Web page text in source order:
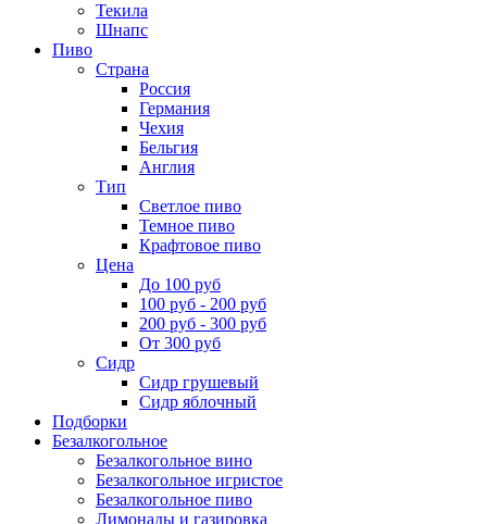
Текила
Шнапс
Пиво
Страна
Россия
Германия
Чехия
Бельгия
Англия
Тип
Светлое пиво
Темное пиво
Крафтовое пиво
Цена
До 100 руб
100 руб - 200 руб
200 руб - 300 руб
От 300 руб
Сидр
Сидр грушевый
Сидр яблочный
Подборки
Безалкогольное
Безалкогольное вино
Безалкогольное игристое
Безалкогольное пиво
Лимонады и газировка